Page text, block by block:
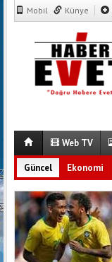
Mobil Künye
Web TV
Güncel Ekonomi